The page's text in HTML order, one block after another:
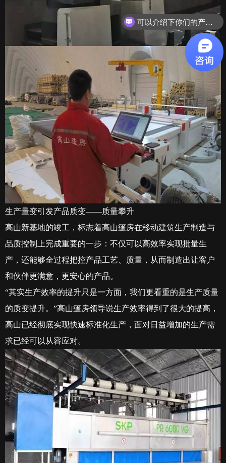
生产量变引发产品质变——质量攀升
高山新基地的竣工，标志着高山篷房在移动建筑生产制造与
品质控制上完成重要的一步：不仅可以高效率实现批量生
产，还能够全过程把控产品工艺、质量，从而制造出让客户
和伙伴更满意，更安心的产品。
“其实生产效率的提升只是一方面，我们更看重的是生产质量
的质变提升。”高山篷房领导说生产效率得到了很大的提高 ，
高山已经彻底实现快速标准化生产，面对日益增加的生产需
求已经可以从容应对。
可以介绍下你们的产品么？